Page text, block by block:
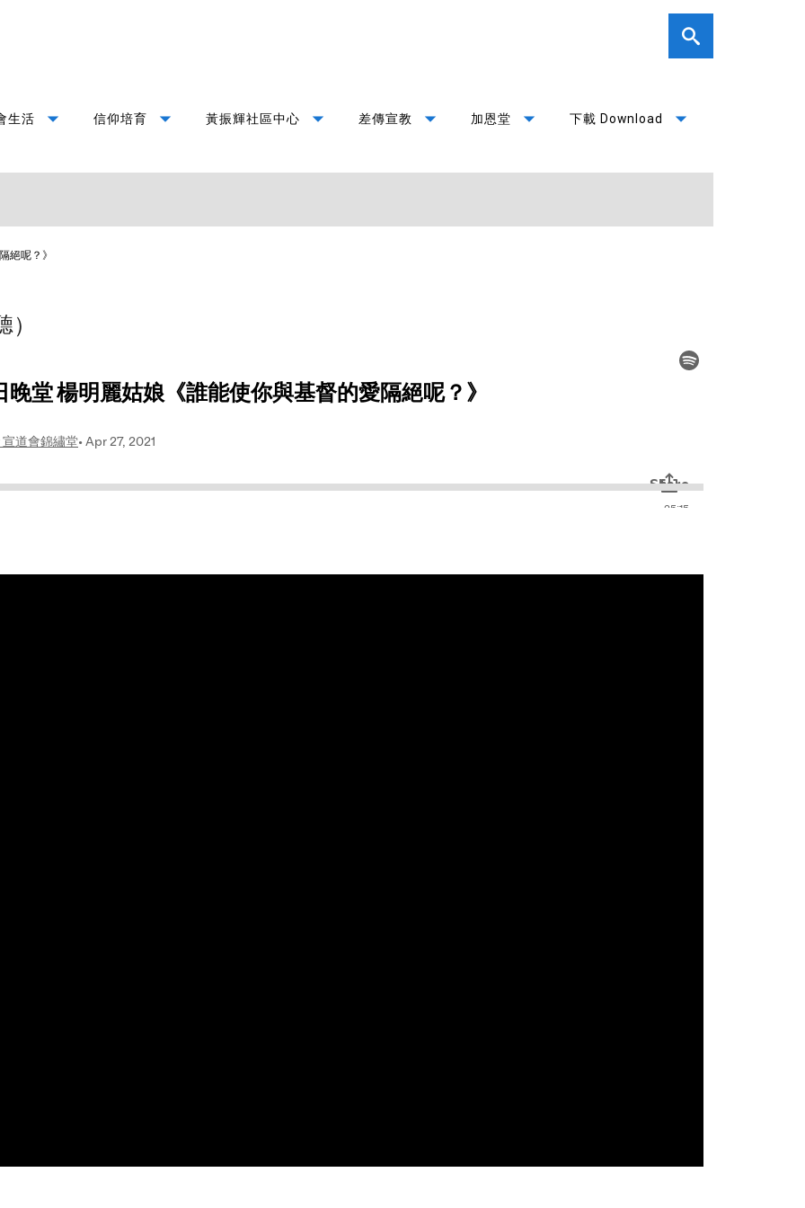
生活 arrow_drop_down 信仰培育 arrow_drop_down 黃振輝社區中心 arrow_drop_down 差傳宣教 arrow_drop_down 加恩堂 arrow_drop_down 下載 Download arrow_drop_down
絕呢？》